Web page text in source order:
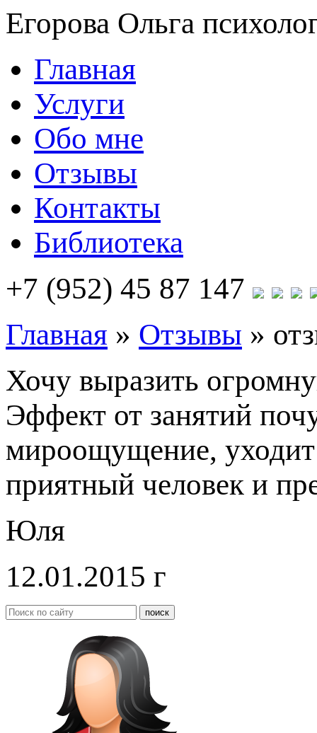
Егорова Ольга
Главная
Услуги
Обо мне
Отзывы
Контакты
Библиотека
+7 (952) 45 87 147
Главная » Отзывы »
Хочу выразить
Эффект от занятий
мироощущение,
приятный человек и
Юля
12.01.2015 г